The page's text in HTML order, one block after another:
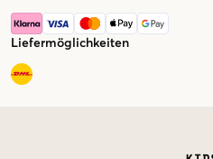
Liefermöglichkeiten